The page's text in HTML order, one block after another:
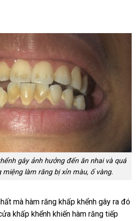
gây ảnh hưởng đến ăn nhai và quá
miệng làm răng bị xỉn màu, ố vàng.
mà hàm răng khấp khểnh gây ra đó
khấp khểnh khiến hàm răng tiếp